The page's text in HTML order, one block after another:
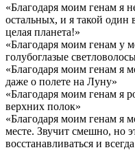
«Благодаря моим генам я
остальных, и я такой один
целая планета!»
«Благодаря моим генам у
голубоглазые
«Благодаря моим генам я
даже о полете на Луну»
«Благодаря моим генам я
верхних полок»
«Благодаря моим генам я
месте. Звучит смешно, но
восстанавливаться и